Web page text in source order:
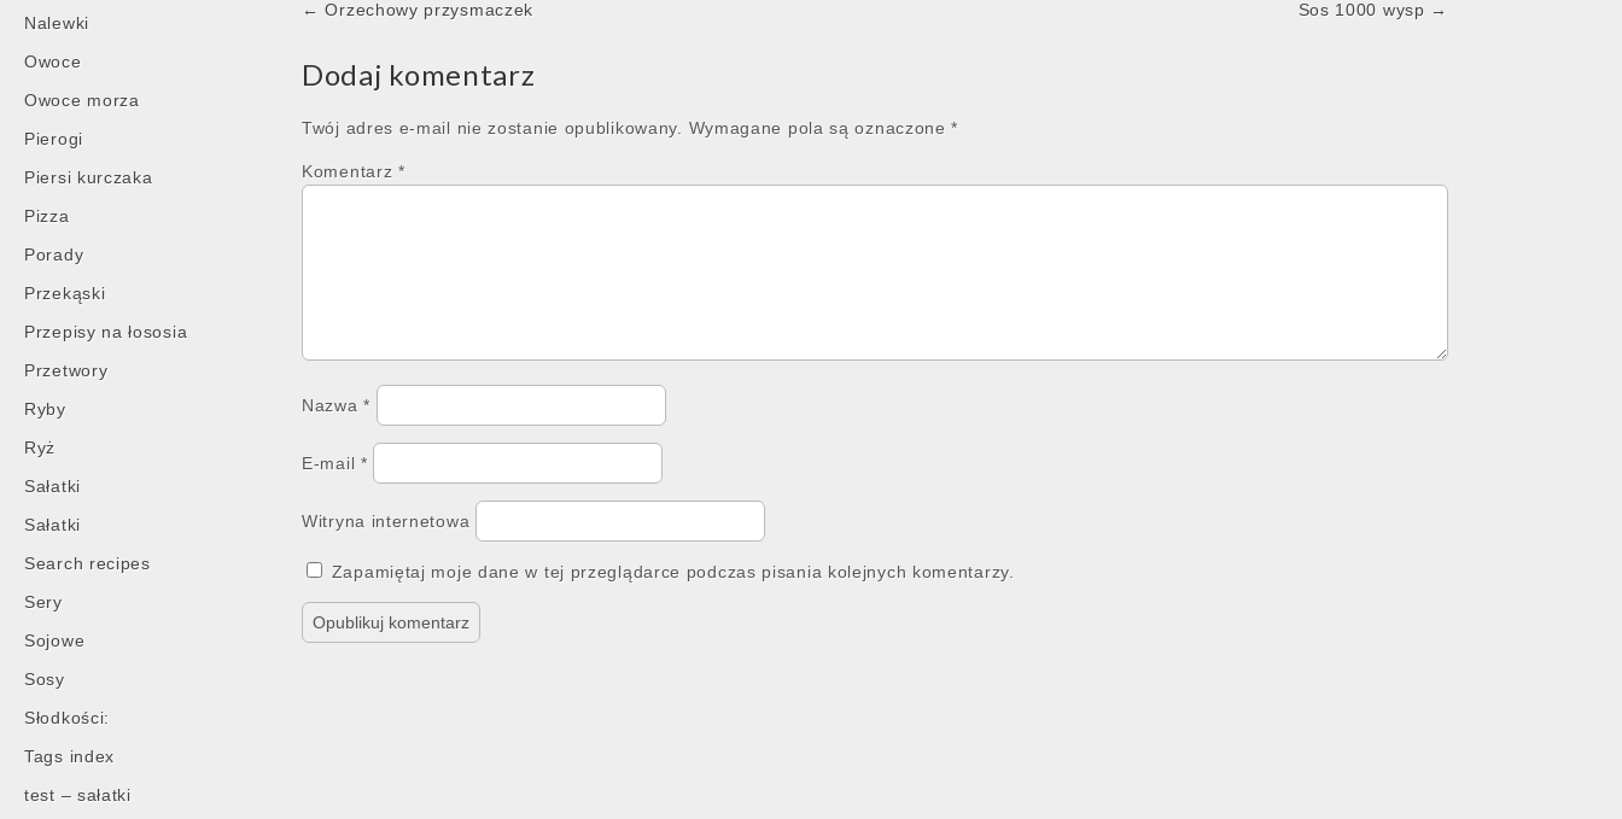
Nalewki
Owoce
Owoce morza
Pierogi
Piersi kurczaka
Pizza
Porady
Przekąski
Przepisy na łososia
Przetwory
Ryby
Ryż
Sałatki
Sałatki
Search recipes
Sery
Sojowe
Sosy
Słodkości:
Tags index
test – sałatki
Post
← Orzechowy przysmaczek Sos 1000 wysp →
Dodaj komentarz
Twój adres e-mail nie zostanie opublikowany. Wymagane pola są oznaczone*
Komentarz *
Nazwa*
E-mail *
Witryna internetowa
Zapamiętaj moje dane w tej przeglądarce podczas pisania kolejnych komentarzy.